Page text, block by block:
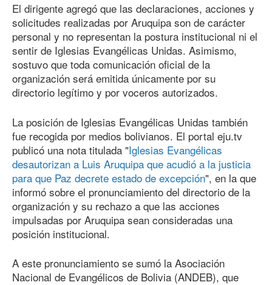
El dirigente agregó que las declaraciones, acciones y
solicitudes realizadas por Aruquipa son de carácter
personal y no representan la postura institucional ni el
sentir de Iglesias Evangélicas Unidas. Asimismo,
sostuvo que toda comunicación oficial de la
organización será emitida únicamente por su
directorio legítimo y por voceros autorizados.
La posición de Iglesias Evangélicas Unidas también
fue recogida por medios bolivianos. El portal eju.tv
publicó una nota titulada "Iglesias Evangélicas
desautorizan a Luis Aruquipa que acudió a la justicia
para que Paz decrete estado de excepción", en la que
informó sobre el pronunciamiento del directorio de la
organización y su rechazo a que las acciones
impulsadas por Aruquipa sean consideradas una
posición institucional.
A este pronunciamiento se sumó la Asociación
Nacional de Evangélicos de Bolivia (ANDEB), que